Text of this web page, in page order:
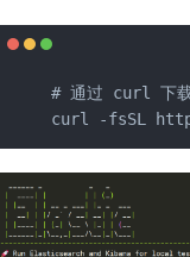
# 通过 curl 下载
curl -fsSL